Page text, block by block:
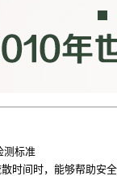
测标准
时间时，能够帮助安